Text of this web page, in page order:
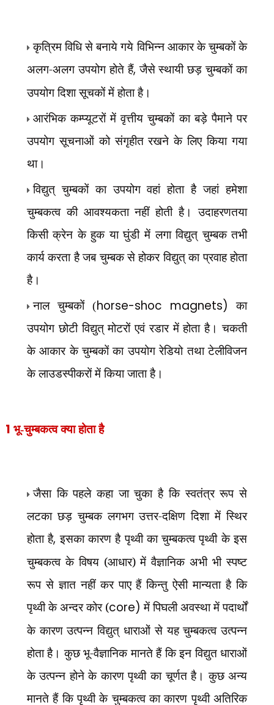
कृत्रिम विधि से बनाये गये विभिन्न आकार के चुम्बकों के
अलग-अलग उपयोग होते हैं,जैसे स्थायी छड़ चुम्बकों का
उपयोग दिशा सूचकों में होता है।
आरंभिक कम्प्यूटरों में वृत्तीय चुम्बकों का बड़े पैमाने पर
उपयोग सूचनाओं को संगृहीत रखने के लिए किया गया
था।
विद्युत् चुम्बकों का उपयोग वहां होता है जहां हमेशा
चुम्बकत्व की आवश्यकता नहीं होती है। उदाहरणतया
किसी क्रेन के हुक या घुंडी में लगा विद्युत् चुम्बक तभी
कार्य करता है जब चुम्बक से होकर विद्युत् का प्रवाह होता
है।
नाल चुम्बकों (horse-shoc magnets)का
उपयोग छोटी विद्युत् मोटरों एवं रडार में होता है। चकती
के आकार के चुम्बकों का उपयोग रेडियो तथा टेलीविजन
के लाउडस्पीकरों में किया जाता है।
1 भू-चुम्बकत्व क्या होता है
जैसा कि पहले कहा जा चुका है कि स्वतंत्र रूप से
लटका छड़ चुम्बक लगभग उत्तर-दक्षिण दिशा में स्थिर
होता है,इसका कारण है पृथ्वी का चुम्बकत्व पृथ्वी के इस
चुम्बकत्व के विषय (आधार) में वैज्ञानिक अभी भी स्पष्ट
रूप से ज्ञात नहीं कर पाए हैं किन्तु ऐसी मान्यता है कि
पृथ्वी के अन्दर कोर (core)में पिघली अवस्था में पदार्थों
के कारण उत्पन्न विद्युत् धाराओं से यह चुम्बकत्व उत्पन्न
होता है। कुछ भू-वैज्ञानिक मानते हैं कि इन विद्युत धाराओं
के उत्पन्न होने के कारण पृथ्वी का चूर्णत है। कुछ अन्य
मानते हैं कि पृथ्वी के चुम्बकत्व का कारण पृथ्वी अतिरिक